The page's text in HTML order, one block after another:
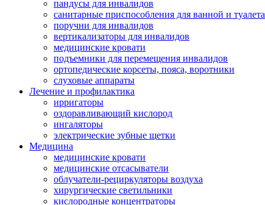
пандусы для инвалидов
санитарные приспособления для ванной и туалета
поручни для инвалидов
вертикализаторы для инвалидов
медицинские кровати
подъемники для перемещения инвалидов
ортопедические корсеты, пояса, воротники
слуховые аппараты
Лечение и профилактика
ирригаторы
оздоравливающий кислород
ингаляторы
электрические зубные щетки
Медицина
медицинские кровати
медицинские отсасыватели
облучатели-рециркуляторы воздуха
хирургические светильники
кислородные концентраторы